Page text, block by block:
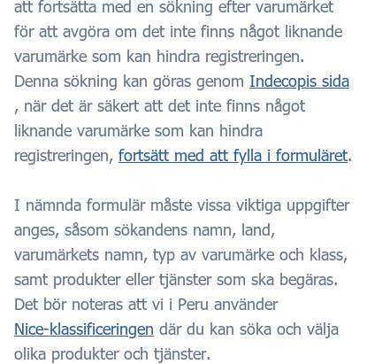
att fortsätta med en sökning efter varumärket
för att avgöra om det inte finns något liknande
varumärke som kan hindra registreringen.
Denna sökning kan göras genom Indecopis sida
, när det är säkert att det inte finns något
liknande varumärke som kan hindra
registreringen, fortsätt med att fylla i formuläret.
I nämnda formulär måste vissa viktiga uppgifter
anges, såsom sökandens namn, land,
varumärkets namn, typ av varumärke och klass,
samt produkter eller tjänster som ska begäras.
Det bör noteras att vi i Peru använder
Nice-klassificeringen där du kan söka och välja
olika produkter och tjänster.